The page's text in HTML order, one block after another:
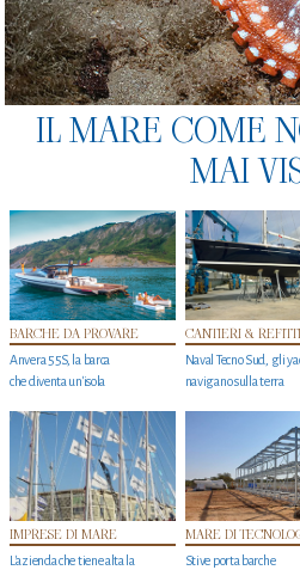
IL MARE COME
MAI
BARCHE DA PROVARE
Anvera 55S, la barca
che diventa un'isola
CANTIERI &
Naval Tecno Sud, gli
navigano sulla terra
IMPRESE DI MARE
L'azienda che tiene alta la
MARE DI
Stive porta barche